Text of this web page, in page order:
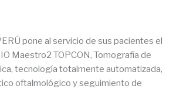
pone al servicio de sus pacientes el
Maestro2 TOPCON, Tomografía de
tecnología totalmente automatizada,
oftalmológico y seguimiento de